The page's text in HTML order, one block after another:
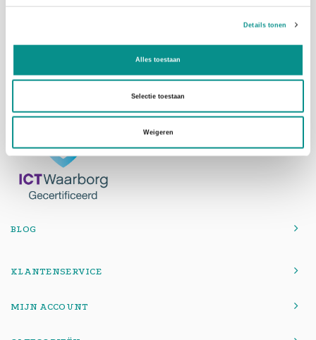
Details tonen
Alles toestaan
Selectie toestaan
Weigeren
Adres
Penningweg 82
Telefoon 075-6163779
BLOG
KLANTENSERVICE
MIJN ACCOUNT